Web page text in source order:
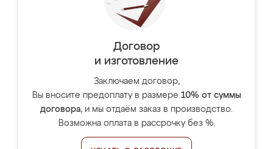
Договор
и изготовление
Заключаем договор,
Вы вносите предоплату в размере 10% от суммы
договора, и мы отдаём заказ в производство.
Возможна оплата в рассрочку без %.